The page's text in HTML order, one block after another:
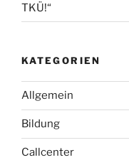
TKÜ!“
KATEGORIEN
Allgemein
Bildung
Callcenter